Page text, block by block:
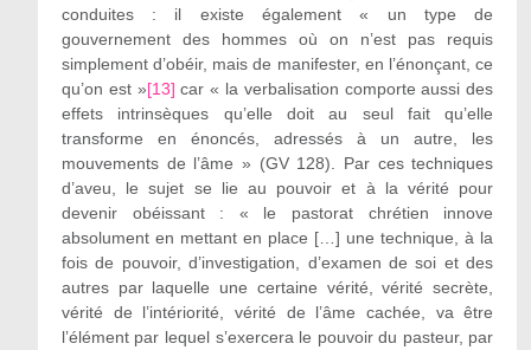
conduites : il existe également « un type de
gouvernement des hommes où on n’est pas requis
simplement d’obéir, mais de manifester, en l’énonçant, ce
qu’on est »[13] car « la verbalisation comporte aussi des
effets intrinsèques qu’elle doit au seul fait qu’elle
transforme en énoncés, adressés à un autre, les
mouvements de l’âme » (GV 128). Par ces techniques
d’aveu, le sujet se lie au pouvoir et à la vérité pour
devenir obéissant : « le pastorat chrétien innove
absolument en mettant en place […] une technique, à la
fois de pouvoir, d’investigation, d’examen de soi et des
autres par laquelle une certaine vérité, vérité secrète,
vérité de l’intériorité, vérité de l’âme cachée, va être
l’élément par lequel s’exercera le pouvoir du pasteur, par